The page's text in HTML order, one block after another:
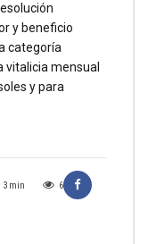
3 min 6
y beneficio
categoría
vitalicia mensual
y para